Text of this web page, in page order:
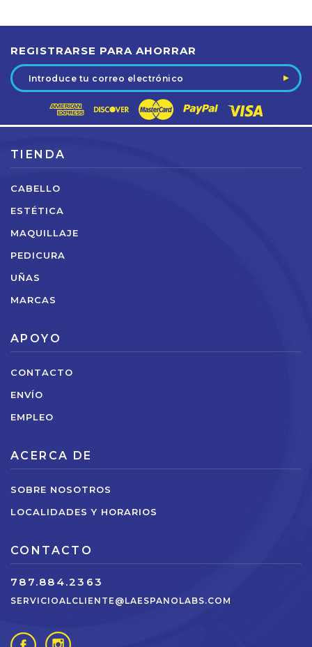
REGISTRARSE PARA AHORRAR
Dirección
de
electrónico
TIENDA
CABELLO
ESTÉTICA
MAQUILLAJE
PEDICURA
UÑAS
MARCAS
APOYO
CONTACTO
ENVÍO
EMPLEO
ACERCA DE
SOBRE NOSOTROS
LOCALIDADES Y HORARIOS
CONTACTO
787.884.2363
SERVICIOALCLIENTE@LAESPANOLABS.COM